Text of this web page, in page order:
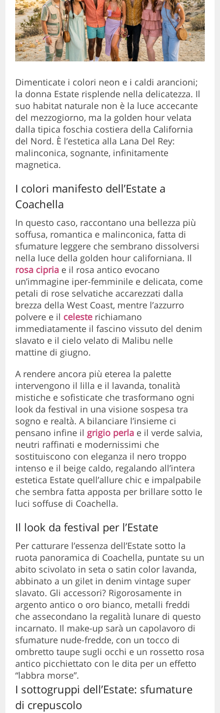
Dimenticate i colori neon e i caldi arancioni;
la donna Estate risplende nella delicatezza. Il
suo habitat naturale non è la luce accecante
del mezzogiorno, ma la golden hour velata
dalla tipica foschia costiera della California
del Nord. È l’estetica alla Lana Del Rey:
malinconica, sognante, infinitamente
magnetica.
I colori manifesto dell’Estate a
Coachella
In questo caso, raccontano una bellezza più
soffusa, romantica e malinconica, fatta di
sfumature leggere che sembrano dissolversi
nella luce della golden hour californiana. Il
rosa cipria e il rosa antico evocano
un’immagine iper-femminile e delicata, come
petali di rose selvatiche accarezzati dalla
brezza della West Coast, mentre l’azzurro
polvere e il celeste richiamano
immediatamente il fascino vissuto del denim
slavato e il cielo velato di Malibu nelle
mattine di giugno.
A rendere ancora più eterea la palette
intervengono il lilla e il lavanda, tonalità
mistiche e sofisticate che trasformano ogni
look da festival in una visione sospesa tra
sogno e realtà. A bilanciare l’insieme ci
pensano infine il grigio perla e il verde salvia,
neutri raffinati e modernissimi che
sostituiscono con eleganza il nero troppo
intenso e il beige caldo, regalando all’intera
estetica Estate quell’allure chic e impalpabile
che sembra fatta apposta per brillare sotto le
luci soffuse di Coachella.
Il look da festival per l’Estate
Per catturare l’essenza dell’Estate sotto la
ruota panoramica di Coachella, puntate su un
abito scivolato in seta o satin color lavanda,
abbinato a un gilet in denim vintage super
slavato. Gli accessori? Rigorosamente in
argento antico o oro bianco, metalli freddi
che assecondano la regalità lunare di questo
incarnato. Il make-up sarà un capolavoro di
sfumature nude-fredde, con un tocco di
ombretto taupe sugli occhi e un rossetto rosa
antico picchiettato con le dita per un effetto
“labbra morse”.
I sottogruppi dell’Estate: sfumature
di crepuscolo